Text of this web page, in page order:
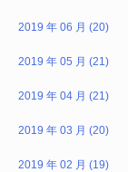
2019 年 06 月 (20)
2019 年 05 月 (21)
2019 年 04 月 (21)
2019 年 03 月 (20)
2019 年 02 月 (19)